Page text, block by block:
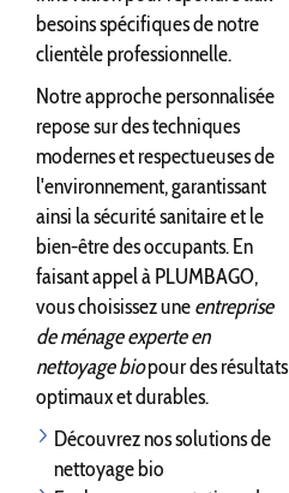
besoins spécifiques de notre
clientèle professionnelle.
Notre approche personnalisée
repose sur des techniques
modernes et respectueuses de
l'environnement, garantissant
ainsi la sécurité sanitaire et le
bien-être des occupants. En
faisant appel à PLUMBAGO,
vous choisissez uneentreprise
de ménage experte en
nettoyage biopour des résultats
optimaux et durables.
Découvrez nos solutions de
nettoyage bio